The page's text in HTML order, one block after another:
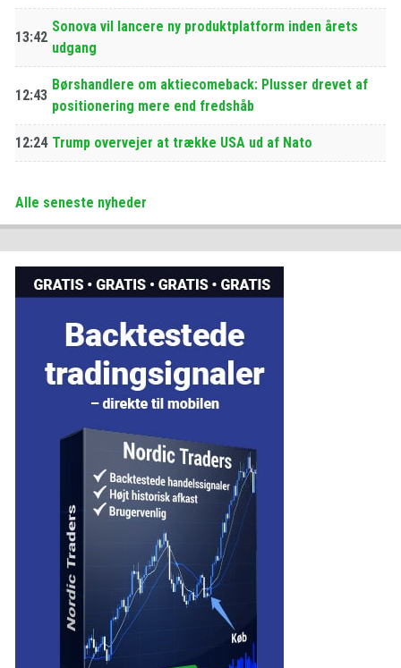
13:42
Sonova vil lancere ny produktplatform inden årets
udgang
12:43
Børshandlere om aktiecomeback: Plusser drevet af
positionering mere end fredshåb
12:24 Trump overvejer at trække USA ud af Nato
Alle seneste nyheder